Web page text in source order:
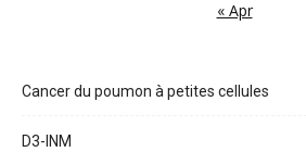
« Apr
Cancer du poumon à petites cellules
D3-INM